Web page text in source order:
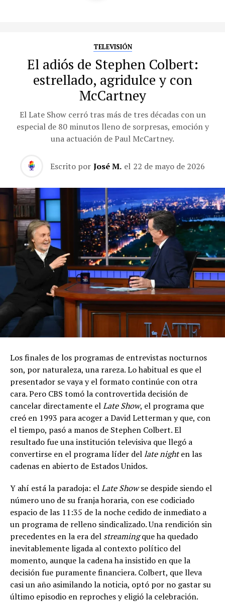
TELEVISIÓN
El adiós de Stephen Colbert:
estrellado, agridulce y con
McCartney
El Late Show cerró tras más de tres décadas con un
especial de 80 minutos lleno de sorpresas, emoción y
una actuación de Paul McCartney.
Escrito por José M. el 22 de mayo de 2026
Los finales de los programas de entrevistas nocturnos
son, por naturaleza, una rareza. Lo habitual es que el
presentador se vaya y el formato continúe con otra
cara. Pero CBS tomó la controvertida decisión de
cancelar directamente elLate Show, el programa que
creó en 1993 para acoger a David Letterman y que, con
el tiempo, pasó a manos de Stephen Colbert. El
resultado fue una institución televisiva que llegó a
convertirse en el programa líder dellate nighten las
cadenas en abierto de Estados Unidos.
Y ahí está la paradoja: elLate Showse despide siendo el
número uno de su franja horaria, con ese codiciado
espacio de las 11:35 de la noche cedido de inmediato a
un programa de relleno sindicalizado. Una rendición sin
precedentes en la era del streamingque ha quedado
inevitablemente ligada al contexto político del
momento, aunque la cadena ha insistido en que la
decisión fue puramente financiera. Colbert, que lleva
casi un año asimilando la noticia, optó por no gastar su
último episodio en reproches y eligió la celebración.